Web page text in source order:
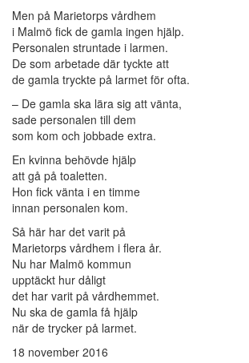
Men på Marietorps vårdhem
i Malmö fick de gamla ingen hjälp.
Personalen struntade i larmen.
De som arbetade där tyckte att
de gamla tryckte på larmet för ofta.
– De gamla ska lära sig att vänta,
sade personalen till dem
som kom och jobbade extra.
En kvinna behövde hjälp
att gå på toaletten.
Hon fick vänta i en timme
innan personalen kom.
Så här har det varit på
Marietorps vårdhem i flera år.
Nu har Malmö kommun
upptäckt hur dåligt
det har varit på vårdhemmet.
Nu ska de gamla få hjälp
när de trycker på larmet.
18 november 2016